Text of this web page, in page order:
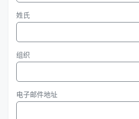
姓氏
组织
电子邮件地址